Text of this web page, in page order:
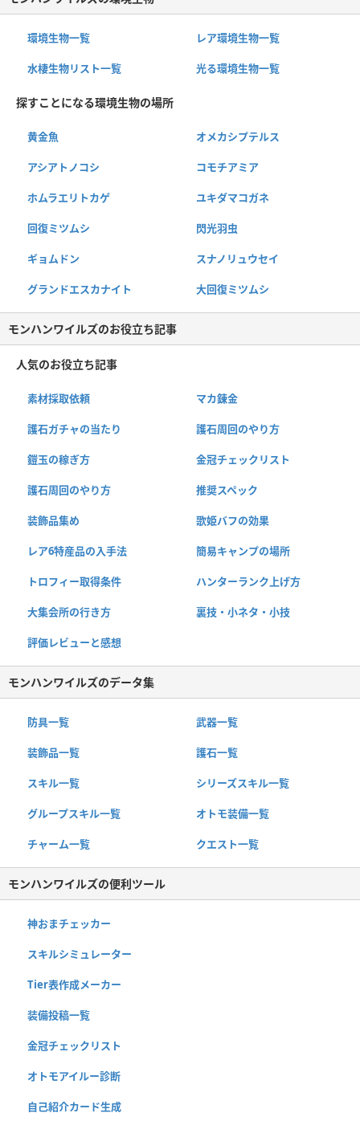
環境生物一覧 レア環境生物一覧
水棲生物リスト一覧 光る環境生物一覧
探すことになる環境生物の場所
黄金魚 オメカシプテルス
アシアトノコシ コモチアミア
ホムラエリトカゲ ユキダマコガネ
回復ミツムシ 閃光羽虫
ギョムドン スナノリュウセイ
グランドエスカナイト 大回復ミツムシ
モンハンワイルズのお役立ち記事
人気のお役立ち記事
素材採取依頼 マカ錬金
護石ガチャの当たり 護石周回のやり方
鎧玉の稼ぎ方 金冠チェックリスト
護石周回のやり方 推奨スペック
装飾品集め 歌姫バフの効果
レア6特産品の入手法 簡易キャンプの場所
トロフィー取得条件 ハンターランク上げ方
大集会所の行き方 裏技・小ネタ・小技
評価レビューと感想
モンハンワイルズのデータ集
防具一覧 武器一覧
装飾品一覧 護石一覧
スキル一覧 シリーズスキル一覧
グループスキル一覧 オトモ装備一覧
チャーム一覧 クエスト一覧
モンハンワイルズの便利ツール
神おまチェッカー
スキルシミュレーター
Tier表作成メーカー
装備投稿一覧
金冠チェックリスト
オトモアイルー診断
自己紹介カード生成